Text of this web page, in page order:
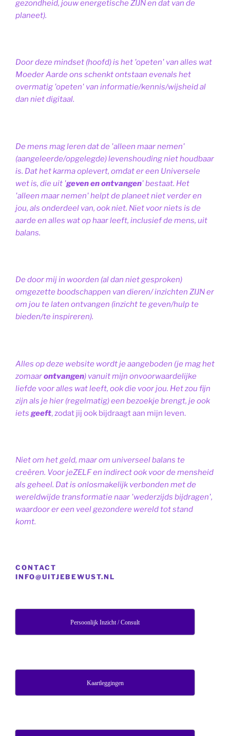
gezondheid, jouw energetische ZIJN en dat van de
planeet).
Door deze mindset (hoofd) is het 'opeten' van alles wat
Moeder Aarde ons schenkt ontstaan evenals het
overmatig 'opeten' van informatie/kennis/wijsheid al
dan niet digitaal.
De mens mag leren dat de 'alleen maar nemen'
(aangeleerde/opgelegde) levenshouding niet houdbaar
is. Dat het karma oplevert, omdat er een Universele
wet is, die uit 'geven en ontvangen' bestaat. Het
'alleen maar nemen' helpt de planeet niet verder en
jou, als onderdeel van, ook niet. Niet voor niets is de
aarde en alles wat op haar leeft, inclusief de mens, uit
balans.
De door mij in woorden (al dan niet gesproken)
omgezette boodschappen van dieren/ inzichten ZIJN er
om jou te laten ontvangen (inzicht te geven/hulp te
bieden/te inspireren).
Alles op deze website wordt je aangeboden (je mag het
zomaarontvangen) vanuit mijn onvoorwaardelijke
liefde voor alles wat leeft, ook die voor jou. Het zou fijn
zijn als je hier (regelmatig) een bezoekje brengt, je ook
iets geeft, zodat jij ook bijdraagt aan mijn leven.
Niet om het geld, maar om universeel balans te
creëren. Voor jeZELF en indirect ook voor de mensheid
als geheel. Dat is onlosmakelijk verbonden met de
wereldwijde transformatie naar 'wederzijds bijdragen',
waardoor er een veel gezondere wereld tot stand
komt.
CONTACT
INFO@UITJEBEWUST.NL
Persoonlijk Inzicht / Consult
Kaartleggingen